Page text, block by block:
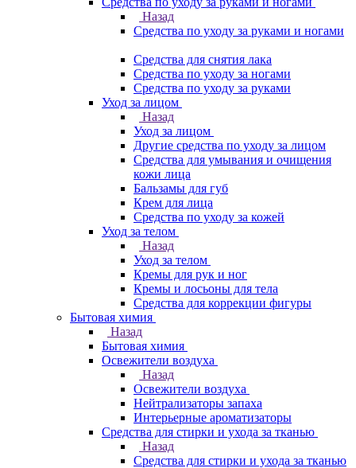
Назад
Средства по уходу за руками и ногами
Средства для снятия лака
Средства по уходу за ногами
Средства по уходу за руками
Уход за лицом
Назад
Уход за лицом
Другие средства по уходу за лицом
Средства для умывания и очищения
кожи лица
Бальзамы для губ
Крем для лица
Средства по уходу за кожей
Уход за телом
Назад
Уход за телом
Кремы для рук и ног
Кремы и лосьоны для тела
Средства для коррекции фигуры
Бытовая химия
Назад
Бытовая химия
Освежители воздуха
Назад
Освежители воздуха
Нейтрализаторы запаха
Интерьерные ароматизаторы
Средства для стирки и ухода за тканью
Назад
Средства для стирки и ухода за тканью